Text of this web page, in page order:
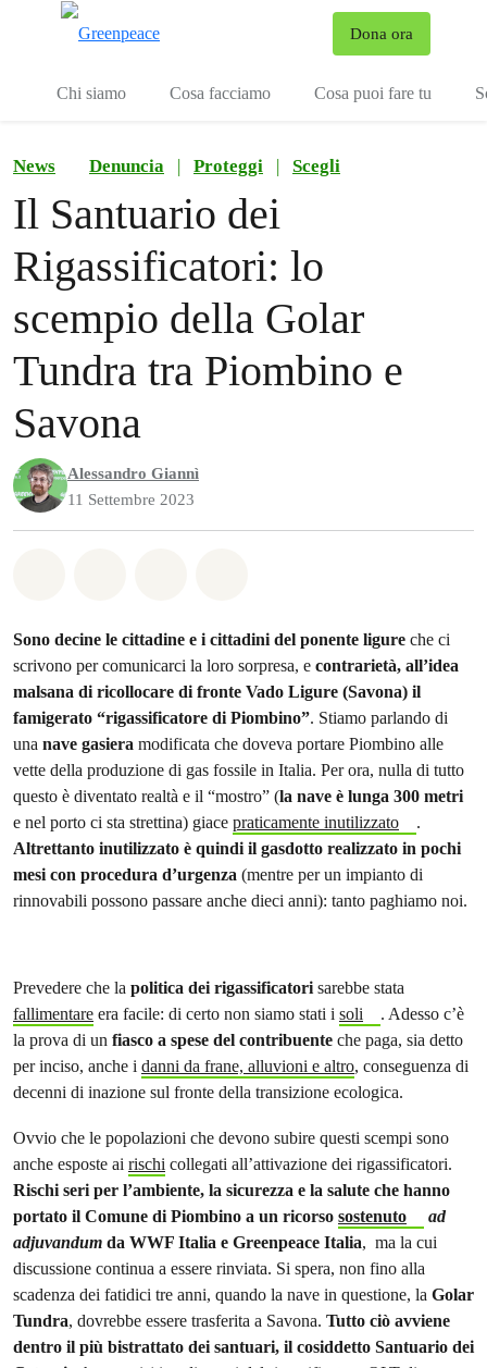
Dona ora
Chi siamo Cosa facciamo Cosa puoi fare tu
News Denuncia | Proteggi | Scegli
Il Santuario dei
Rigassificatori: lo
scempio della Golar
Tundra tra Piombino e
Savona
Alessandro Giannì
11 Settembre 2023
Sono decine le cittadine e i cittadini del ponente ligure che ci
scrivono per comunicarci la loro sorpresa, e contrarietà, all’idea
malsana di ricollocare di fronte Vado Ligure (Savona) il
famigerato “rigassificatore di Piombino”. Stiamo parlando di
una nave gasiera modificata che doveva portare Piombino alle
vette della produzione di gas fossile in Italia. Per ora, nulla di tutto
questo è diventato realtà e il “mostro” (la nave è lunga 300 metri
e nel porto ci sta strettina) giace praticamente inutilizzato
.
Altrettanto inutilizzato è quindi il gasdotto realizzato in pochi
mesi con procedura d’urgenza (mentre per un impianto di
rinnovabili possono passare anche dieci anni): tanto paghiamo noi.
Prevedere che la politica dei rigassificatorisarebbe stata
fallimentare era facile: di certo non siamo stati i soli
. Adesso c’è
la prova di un fiasco a spese del contribuente che paga, sia detto
per inciso, anche i danni da frane, alluvioni e altro, conseguenza di
decenni di inazione sul fronte della transizione ecologica.
Ovvio che le popolazioni che devono subire questi scempi sono
anche esposte ai rischi collegati all’attivazione dei rigassificatori.
Rischi seri per l’ambiente, la sicurezza e la salute che hanno
portato il Comune di Piombino a un ricorso sostenuto
ad
adjuvandum da WWF Italia e Greenpeace Italia, ma la cui
discussione continua a essere rinviata. Si spera, non fino alla
scadenza dei fatidici tre anni, quando la nave in questione, la Golar
Tundra, dovrebbe essere trasferita a Savona. Tutto ciò avviene
dentro il più bistrattato dei santuari, il cosiddetto Santuario dei